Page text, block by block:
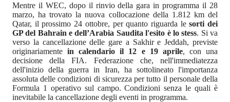
Mentre il WEC, dopo il rinvio della gara in programma il 28
marzo, ha trovato la nuova collocazione della 1.812 km del
Qatar, il prossimo 24 ottobre, per quanto riguarda lesorti dei
GP del Bahrain e dell’Arabia Saudita l'esito è lo stess. Si va
verso la cancellazione delle gare a Sakhir e Jeddah, previste
originariamentein calendario il 12 e 19 aprile, con una
decisione della FIA. Federazione che, nell'immediatezza
dell'inizio della guerra in Iran, ha sottolineato l'importanza
assoluta delle condizioni di sicurezza per tutto il personale della
Formula 1 operativo sul campo. Condizioni senza le quali è
inevitabile la cancellazione degli eventi in programma.